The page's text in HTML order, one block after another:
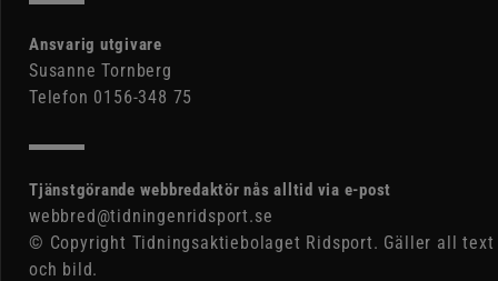
Ansvarig utgivare
Susanne Tornberg
Telefon 0156-348 75
Tjänstgörande webbredaktör nås alltid via e-post
webbred@tidningenridsport.se
© Copyright Tidningsaktiebolaget Ridsport. Gäller all text
och bild.